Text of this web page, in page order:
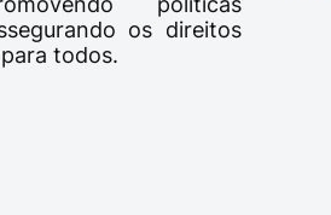
os direitos
todos.